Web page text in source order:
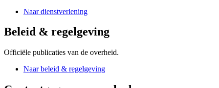
Naar dienstverlening
Beleid & regelgeving
Officiële publicaties van de overheid.
Naar beleid & regelgeving